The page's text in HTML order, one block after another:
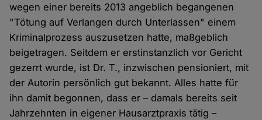
wegen einer bereits 2013 angeblich begangenen
"Tötung auf Verlangen durch Unterlassen" einem
Kriminalprozess auszusetzen hatte, maßgeblich
beigetragen. Seitdem er erstinstanzlich vor Gericht
gezerrt wurde, ist Dr. T., inzwischen pensioniert, mit
der Autorin persönlich gut bekannt. Alles hatte für
ihn damit begonnen, dass er – damals bereits seit
Jahrzehnten in eigener Hausarztpraxis tätig –